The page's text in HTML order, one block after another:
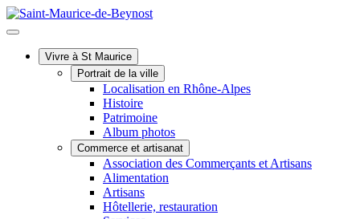
Vivre à St Maurice
Portrait de la ville
Localisation en Rhône-Alpes
Histoire
Patrimoine
Album photos
Commerce et artisanat
Association des Commerçants et Artisans
Alimentation
Artisans
Hôtellerie, restauration